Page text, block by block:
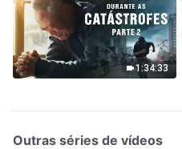
1:34:33
Outras séries de vídeos